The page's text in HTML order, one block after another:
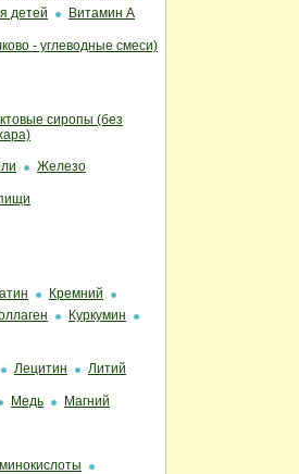
детей
Витамин А
- углеводные смеси)
сиропы (без
Железо
Кремний
Куркумин
Лецитин Литий
Медь Магний